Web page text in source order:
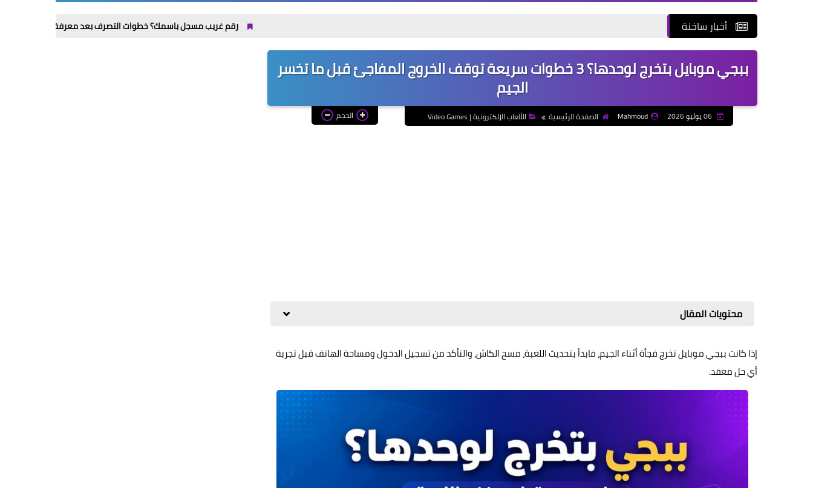
أخبار ساخنة رقم غريب مسجل باسمك؟ خطوات التصرف بعد معرفة خطوطك من My NTRA
ببجي موبايل بتخرج لوحدها؟ 3 خطوات سريعة توقف الخروج المفاجئ قبل ما تخسر
الجيم
06 يوليو 2026 Mahmoud الصفحة الرئيسية الألعاب الإلكترونية | Video Games الحجم
محتويات المقال
إذا كانت ببجي موبايل تخرج فجأة أثناء الجيم، فابدأ بتحديث اللعبة، مسح الكاش، والتأكد من تسجيل الدخول ومساحة الهاتف قبل تجربة
أي حل معقد.